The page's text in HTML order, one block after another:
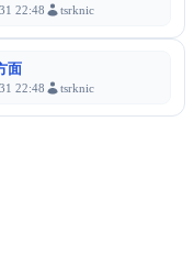
22:48 tsrknic
面
22:48 tsrknic